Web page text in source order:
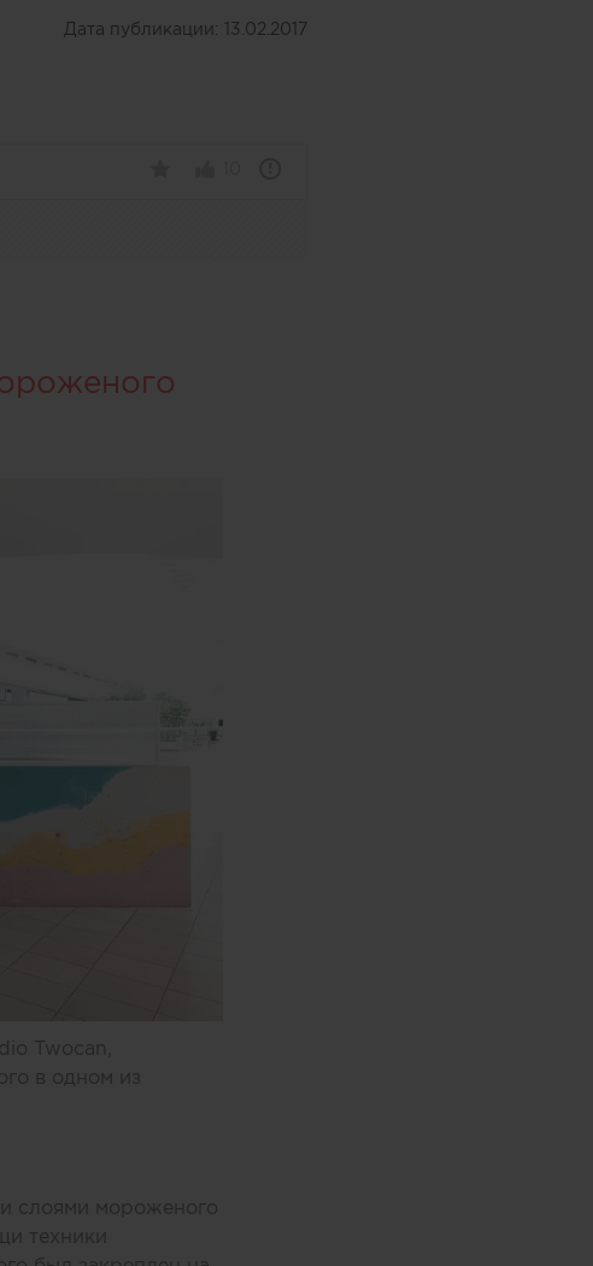
Дата публикации: 13.02.2017
Twocan,
в одном из
слоями мороженого
техники